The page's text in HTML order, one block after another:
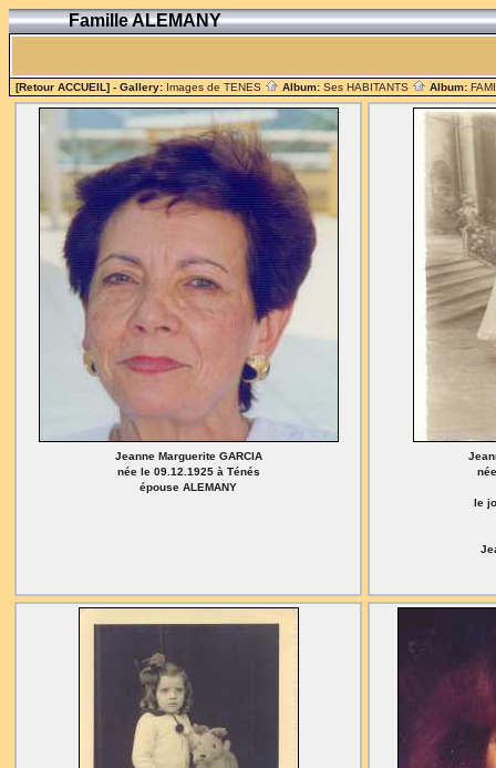
Famille ALEMANY
[Retour ACCUEIL] - Gallery: Images de TENES Album: Ses HABITANTS Album:
Jeanne Marguerite GARCIA
née le 09.12.1925 à Ténés
épouse ALEMANY
le